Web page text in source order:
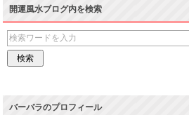
開運風水ブログ内を検索
バーバラのプロフィール